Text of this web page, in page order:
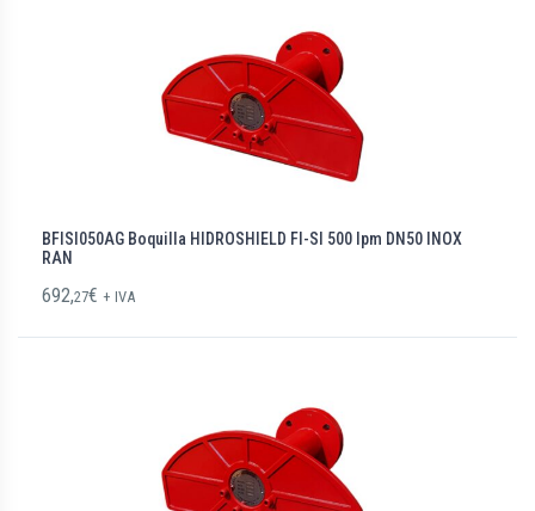
BFISI050AG Boquilla HIDROSHIELD FI-SI 500 lpm DN50 INOX
RAN
692,27€ + IVA